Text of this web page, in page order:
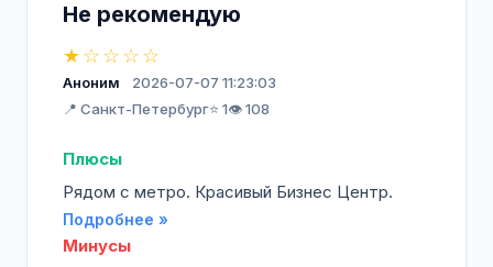
Не рекомендую
★☆☆☆☆
Аноним
2026-07-07 11:23:03
📍 Санкт-Петербург⭐ 1👁️ 108
Плюсы
Рядом с метро. Красивый Бизнес Центр.
Подробнее »
Минусы